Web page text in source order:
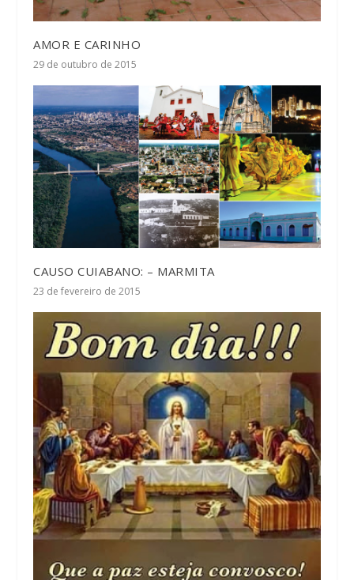
AMOR E CARINHO
29 de outubro de 2015
CAUSO CUIABANO: – MARMITA
23 de fevereiro de 2015